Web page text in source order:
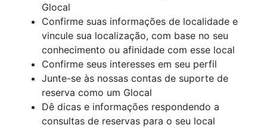
Glocal
Confirme suas informações de localidade e
vincule sua localização, com base no seu
conhecimento ou afinidade com esse local
Confirme seus interesses em seu perfil
Junte-se às nossas contas de suporte de
reserva como um Glocal
Dê dicas e informações respondendo a
consultas de reservas para o seu local